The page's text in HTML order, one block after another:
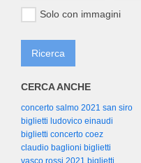
Solo con immagini
CERCA ANCHE
concerto salmo 2021 san siro
biglietti ludovico einaudi
biglietti concerto coez
claudio baglioni biglietti
vasco rossi 2021 biglietti